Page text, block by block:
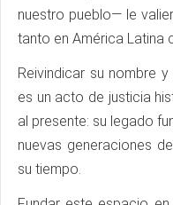
nuestro pueblo— le
tanto en América Latina
Reivindicar su nombre
es un acto de justicia
al presente: su legado
nuevas generaciones
su tiempo.